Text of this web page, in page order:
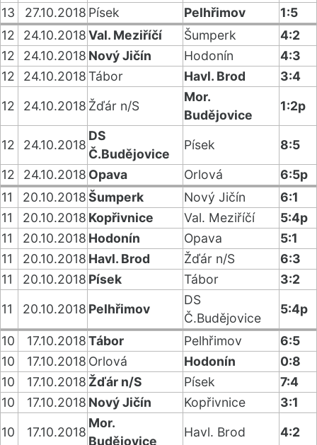
13
27.10.2018 Písek Pelhřimov
1:5
12
24.10.2018Val. Meziříčí Šumperk
4:2
12
24.10.2018 Nový Jičín Hodonín
4:3
12
24.10.2018Tábor Havl. Brod
3:4
12
24.10.2018 Žďár n/S
Mor.
Budějovice
1:2p
12 24.10.2018
DS
Č.Budějovice
Písek
8:5
12
24.10.2018 Opava Orlová
6:5p
11
20.10.2018Šumperk Nový Jičín
6:1
11
20.10.2018 Kopřivnice Val. Meziříčí
5:4p
11
20.10.2018 Hodonín Opava
5:1
11
20.10.2018 Havl. Brod Žďár n/S
6:3
11
20.10.2018 Písek Tábor
3:2
11
20.10.2018 Pelhřimov
DS
Č.Budějovice
5:4p
10 17.10.2018Tábor Pelhřimov
6:5
10
17.10.2018 Orlová Hodonín
0:8
10
17.10.2018 Žďár n/S Písek
7:4
10
17.10.2018 Nový Jičín Kopřivnice
3:1
10
17.10.2018
Mor.
Budějovice
Havl. Brod
4:2